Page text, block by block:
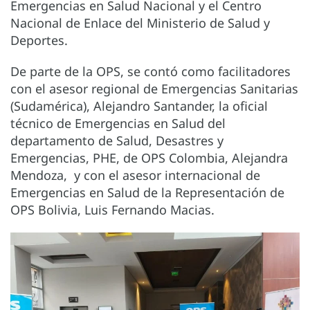
Emergencias en Salud Nacional y el Centro
Nacional de Enlace del Ministerio de Salud y
Deportes.
De parte de la OPS, se contó como facilitadores
con el asesor regional de Emergencias Sanitarias
(Sudamérica), Alejandro Santander, la oficial
técnico de Emergencias en Salud del
departamento de Salud, Desastres y
Emergencias, PHE, de OPS Colombia, Alejandra
Mendoza, y con el asesor internacional de
Emergencias en Salud de la Representación de
OPS Bolivia, Luis Fernando Macias.